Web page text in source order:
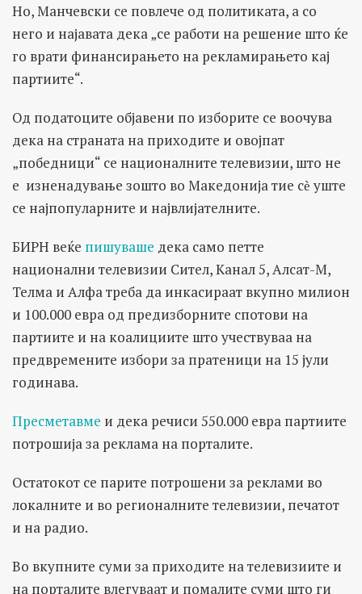
Но, Манчевски се повлече од политиката, а со
него и најавата дека „се работи на решение што ќе
го врати финансирањето на рекламирањето кај
партиите“.
Од податоците објавени по изборите се воочува
дека на страната на приходите и овојпат
„победници“ се националните телевизии, што не
е изненадување зошто во Македонија тие сѐ уште
се најпопуларните и највлијателните.
БИРН веќе пишуваше дека само петте
национални телевизии Сител, Канал 5, Алсат-М,
Телма и Алфа треба да инкасираат вкупно милион
и 100.000 евра од предизборните спотови на
партиите и на коалициите што учествуваа на
предвремените избори за пратеници на 15 јули
годинава.
Пресметавме и дека речиси 550.000 евра партиите
потрошија за реклама на порталите.
Остатокот се парите потрошени за реклами во
локалните и во регионалните телевизии, печатот
и на радио.
Во вкупните суми за приходите на телевизиите и
на порталите влегуваат и помалите суми што ги